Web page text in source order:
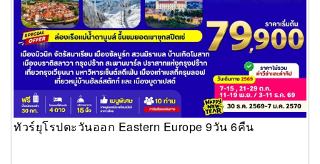
ทัวร์ยุโรปตะวันออก Eastern Europe 9วัน 6คืน